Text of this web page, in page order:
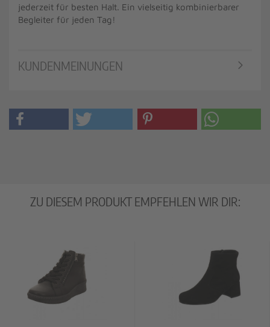
jederzeit für besten Halt. Ein vielseitig kombinierbarer
Begleiter für jeden Tag!
KUNDENMEINUNGEN
ZU DIESEM PRODUKT EMPFEHLEN WIR DIR: